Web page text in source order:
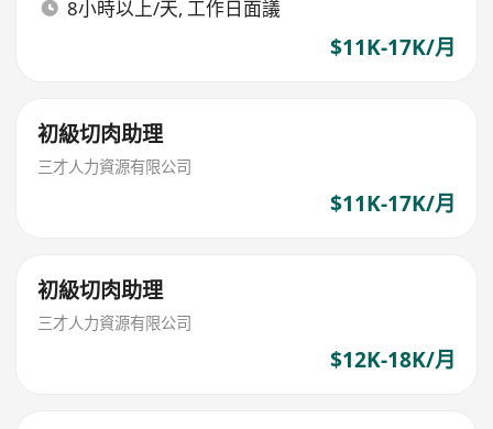
8小時以上/天, 工作日面議
$11K-17K/月
初級切肉助理
三才人力資源有限公司
$11K-17K/月
初級切肉助理
三才人力資源有限公司
$12K-18K/月